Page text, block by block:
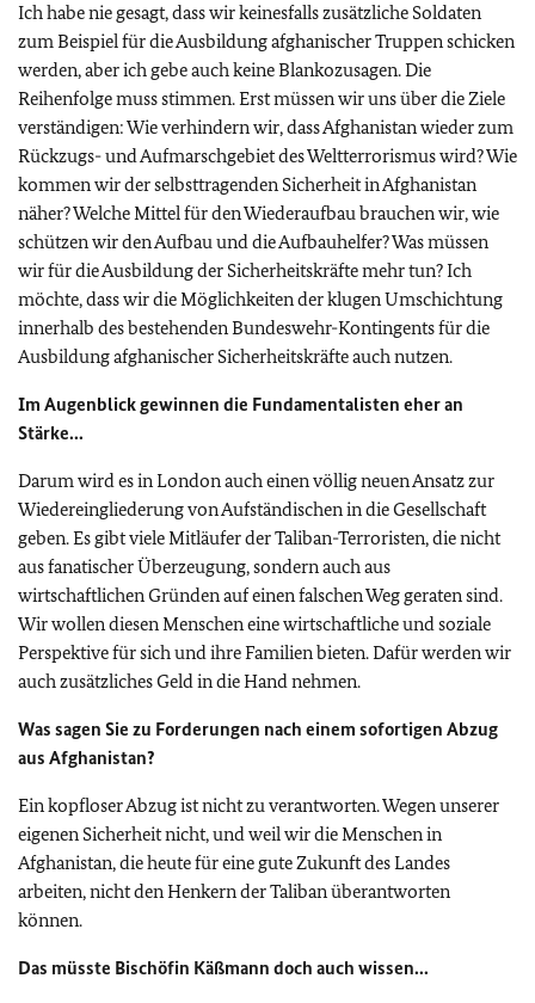
Ich habe nie gesagt, dass wir keinesfalls zusätzliche Soldaten
zum Beispiel für die Ausbildung afghanischer Truppen schicken
werden, aber ich gebe auch keine Blankozusagen. Die
Reihenfolge muss stimmen. Erst müssen wir uns über die Ziele
verständigen: Wie verhindern wir, dass Afghanistan wieder zum
Rückzugs- und Aufmarschgebiet des Weltterrorismus wird? Wie
kommen wir der selbsttragenden Sicherheit in Afghanistan
näher? Welche Mittel für den Wiederaufbau brauchen wir, wie
schützen wir den Aufbau und die Aufbauhelfer? Was müssen
wir für die Ausbildung der Sicherheitskräfte mehr tun? Ich
möchte, dass wir die Möglichkeiten der klugen Umschichtung
innerhalb des bestehenden Bundeswehr-Kontingents für die
Ausbildung afghanischer Sicherheitskräfte auch nutzen.
Im Augenblick gewinnen die Fundamentalisten eher an
Stärke...
Darum wird es in London auch einen völlig neuen Ansatz zur
Wiedereingliederung von Aufständischen in die Gesellschaft
geben. Es gibt viele Mitläufer der Taliban-Terroristen, die nicht
aus fanatischer Überzeugung, sondern auch aus
wirtschaftlichen Gründen auf einen falschen Weg geraten sind.
Wir wollen diesen Menschen eine wirtschaftliche und soziale
Perspektive für sich und ihre Familien bieten. Dafür werden wir
auch zusätzliches Geld in die Hand nehmen.
Was sagen Sie zu Forderungen nach einem sofortigen Abzug
aus Afghanistan?
Ein kopfloser Abzug ist nicht zu verantworten. Wegen unserer
eigenen Sicherheit nicht, und weil wir die Menschen in
Afghanistan, die heute für eine gute Zukunft des Landes
arbeiten, nicht den Henkern der Taliban überantworten
können.
Das müsste Bischöfin Käßmann doch auch wissen...